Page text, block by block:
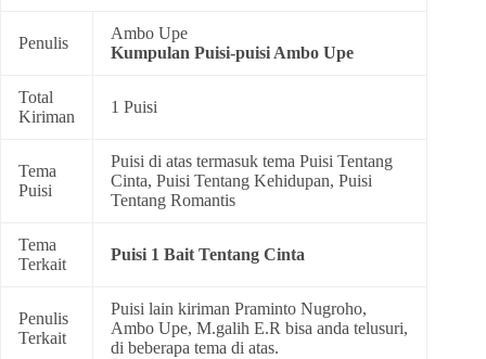
Penulis
Ambo Upe
Kumpulan Puisi-puisi Ambo Upe
Total
Kiriman
1 Puisi
Tema
Puisi
Puisi di atas termasuk tema Puisi Tentang
Cinta, Puisi Tentang Kehidupan, Puisi
Tentang Romantis
Tema
Terkait
Puisi 1 Bait Tentang Cinta
Penulis
Terkait
Puisi lain kiriman Praminto Nugroho,
Ambo Upe, M.galih E.R bisa anda telusuri,
di beberapa tema di atas.